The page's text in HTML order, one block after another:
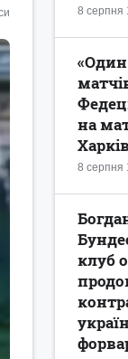
8 серпня
8 серпня
на
Харків
клуб